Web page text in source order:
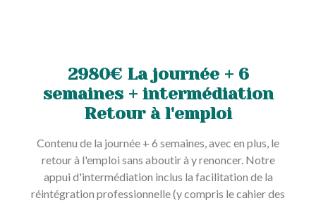
2980€ La journée + 6
semaines + intermédiation
Retour à l'emploi
Contenu de la journée + 6 semaines, avec en plus, le
retour à l'emploi sans aboutir à y renoncer. Notre
appui d'intermédiation inclus la facilitation de la
réintégration professionnelle (y compris le cahier des